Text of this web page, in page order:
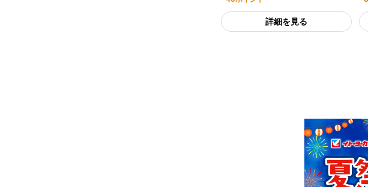
詳細を見る